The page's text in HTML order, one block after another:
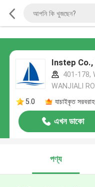
Instep
401-178,
WANJIALI
5.0
যাচাইকৃত
এখন ডাকো
পণ্য